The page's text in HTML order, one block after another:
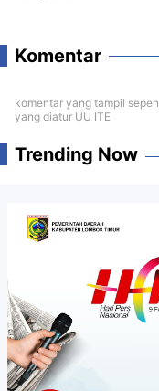
Komentar
komentar yang tampil
yang diatur UU ITE
Trending Now